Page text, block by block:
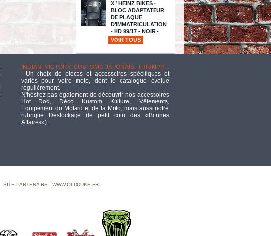
X / HEINZ BIKES -
BLOC ADAPTATEUR
DE PLAQUE
D'IMMATRICULATION
- HD 99/17 - NOIR -
SLIDE SKI DOO BLACK
15,78TTC
ECLATE I - PIECE N°
25 - COUVERCLE D
EMBRAYAGE - OEM
25414-99 - SOFTAIL M8 2018 /
EMBRAYAGE -
TOURING 16UP /
FLHTCUL/FLHTKL 15UP - ARLEN
VOIR TOUS
INDIAN, VICTORY, CUSTOMS JAPONAIS, TRIUMPH...
:Un choix de pièces et accessoires spécifiques et
variés pour votre moto, dont le catalogue évolue
régulièrement.
N'hésitez pas également de découvrir nos accessoires
Hot Rod, Déco Kustom Kulture, Vêtements,
Equipement du Motard et de la Moto, mais aussi notre
rubrique Destockage (le petit coin des «Bonnes
Affaires»).
SITE PARTENAIRE : WWW.OLDDUKE.FR